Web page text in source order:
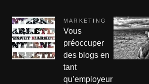
MARKETING
Vous
préoccuper
des blogs en
tant
qu’employeur